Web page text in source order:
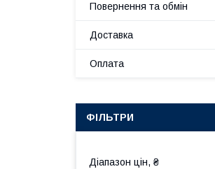
Повернення та обмін
Доставка
Оплата
ФІЛЬТРИ
Діапазон цін, ₴